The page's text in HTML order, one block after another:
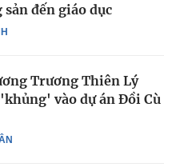
sản đến giáo dục
Trương Thiên Lý
vào dự án Đồi Cù